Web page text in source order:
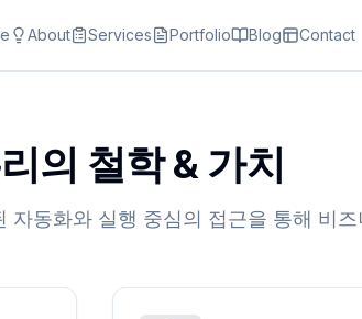
About Services Portfolio Blog Contact
의 철학 & 가치
자동화와 실행 중심의 접근을 통해 비